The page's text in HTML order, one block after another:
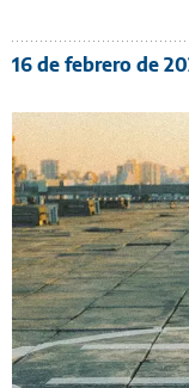
16 de febrero de